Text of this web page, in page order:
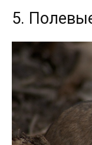
5.